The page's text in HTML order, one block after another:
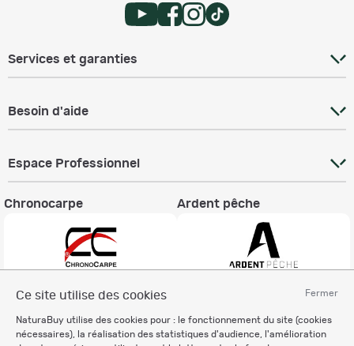
Fermer
Ce site utilise des cookies
NaturaBuy utilise des cookies pour : le fonctionnement du site (cookies
nécessaires), la réalisation des statistiques d'audience, l'amélioration
Services et garanties
Besoin d'aide
Espace Professionnel
Chronocarpe Ardent pêche
Charte éthique